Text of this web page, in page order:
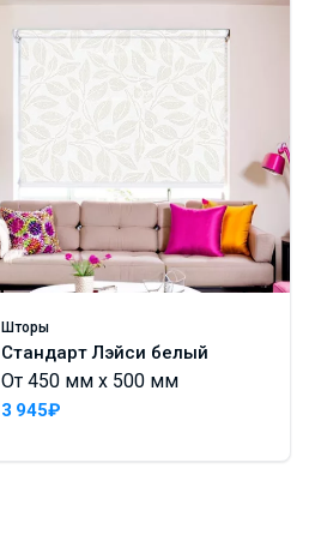
Шторы
Стандарт Лэйси белый
От 450 мм x 500 мм
3 945₽